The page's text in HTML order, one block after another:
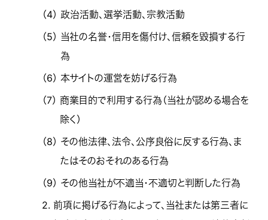
（4） 政治活動、選挙活動、宗教活動
（5） 当社の名誉・信用を傷付け、信頼を毀損する行
為
（6） 本サイトの運営を妨げる行為
（7） 商業目的で利用する行為（当社が認める場合を
除く）
（8） その他法律、法令、公序良俗に反する行為、ま
たはそのおそれのある行為
（9） その他当社が不適当・不適切と判断した行為
2. 前項に掲げる行為によって、当社または第三者に